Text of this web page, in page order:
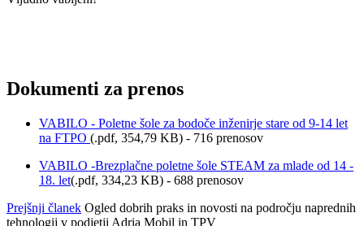
Dokumenti za prenos
VABILO - Poletne šole za bodoče inženirje stare od 9-14 let
na FTPO (.pdf, 354,79 KB) - 716 prenosov
VABILO -Brezplačne poletne šole STEAM za mlade od 14 -
18. let(.pdf, 334,23 KB) - 688 prenosov
Prejšnji članek Ogled dobrih praks in novosti na področju naprednih
tehnologij v podjetji Adria Mobil in TPV